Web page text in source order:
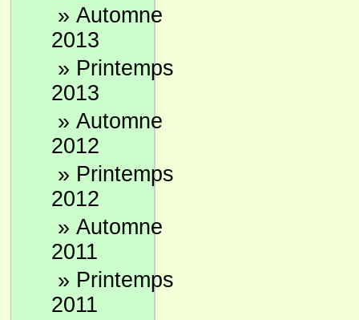
» Automne
2013
» Printemps
2013
» Automne
2012
» Printemps
2012
» Automne
2011
» Printemps
2011